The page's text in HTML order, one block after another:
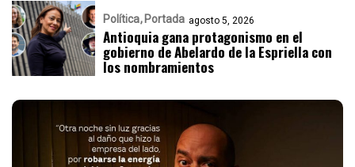
Política Portada agosto 5, 2026
Antioquia gana protagonismo en el
gobierno de Abelardo de la Espriella con
los nombramientos